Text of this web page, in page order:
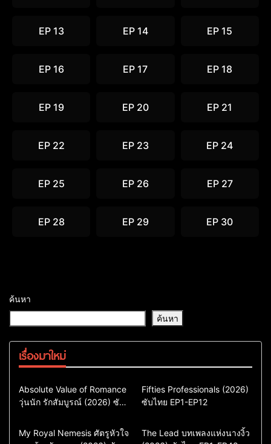
EP 13 EP 14 EP 15
EP 16 EP 17 EP 18
EP 19 EP 20 EP 21
EP 22 EP 23 EP 24
EP 25 EP 26 EP 27
EP 28 EP 29 EP 30
ค้นหา
ค้นหา
เรื่องมาใหม่
Comedy
Drama
ซีรี่ย์เกาหลี
ซีรี่ย์เกาหลีพากย์ไทย
Absolute Value of Romance
วุ่นนัก รักสัมบูรณ์ (2026) ซับ
Action & Adventure
Comedy
Drama
ซีรี่ย์เกาหลีซับไทย
Fifties Professionals (2026)
ซับไทย EP1-EP12
Comedy
Drama
My Royal Nemesis ศัตรูหัวใจ
Drama
ซีรี่ย์จีน
The Lead บทเพลงแห่งนางงิ้ว